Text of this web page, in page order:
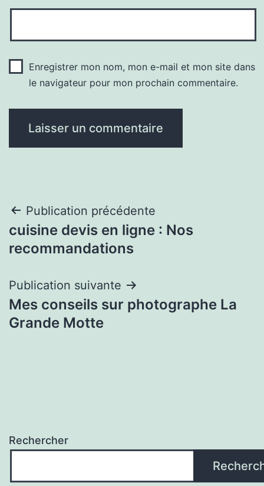
Enregistrer mon nom, mon e-mail et mon site dans
le navigateur pour mon prochain commentaire.
Navigation
de
Publication précédente
cuisine devis en ligne : Nos
recommandations
Publication suivante
Mes conseils sur photographe La
Grande Motte
Rechercher